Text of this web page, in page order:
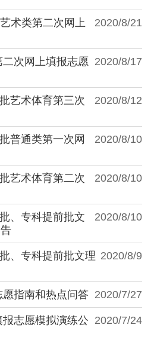
2020/8/21
术类第二次网上
2020/8/17
次网上填报志愿
2020/8/12
艺术体育第三次
2020/8/10
普通类第一次网
2020/8/10
艺术体育第二次
2020/8/10
、专科提前批文
2020/8/9
、专科提前批文理
2020/7/27
指南和热点问答
2020/7/24
志愿模拟演练公